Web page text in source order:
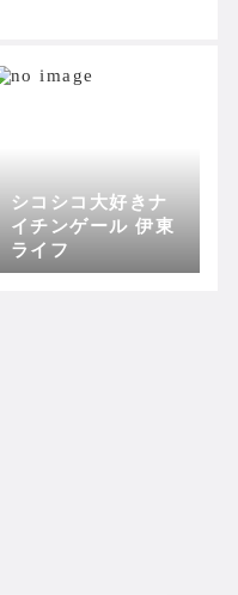
シコシコ大好きナ
イチンゲール 伊東
ライフ